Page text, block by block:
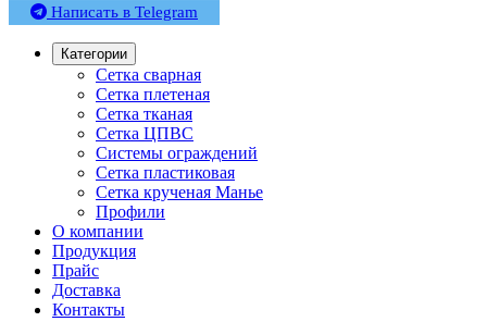
Написать в Telegram
Категории
Сетка сварная
Сетка плетеная
Сетка тканая
Сетка ЦПВС
Системы ограждений
Сетка пластиковая
Сетка крученая Манье
Профили
О компании
Продукция
Прайс
Доставка
Контакты